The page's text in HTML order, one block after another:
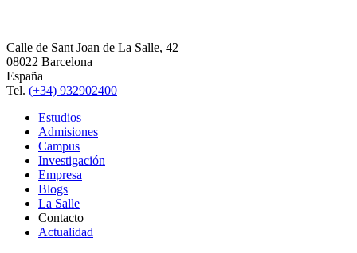
Calle de Sant Joan de La Salle, 42
08022 Barcelona
España
Tel. (+34) 932902400
Estudios
Admisiones
Campus
Investigación
Empresa
Blogs
La Salle
Contacto
Actualidad